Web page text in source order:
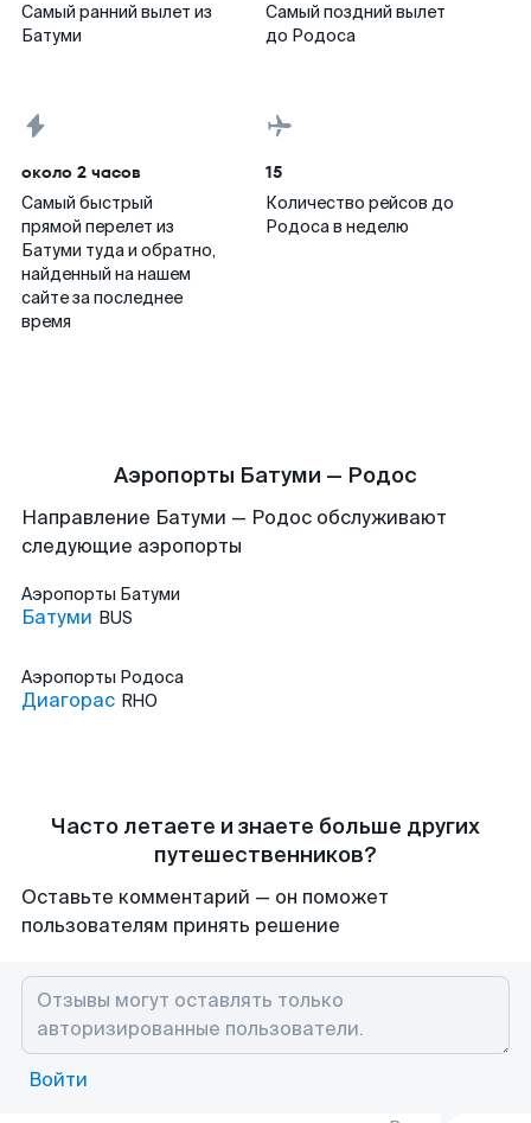
Самый ранний вылет из
Батуми
Самый поздний вылет
до Родоса
около 2 часов
Самый быстрый
прямой перелет из
Батуми туда и обратно,
найденный на нашем
сайте за последнее
время
15
Количество рейсов до
Родоса в неделю
Аэропорты Батуми — Родос
Направление Батуми — Родос обслуживают
следующие аэропорты
Аэропорты Батуми
Батуми BUS
Аэропорты Родоса
Диагорас RHO
Часто летаете и знаете больше других
путешественников?
Оставьте комментарий — он поможет
пользователям принять решение
Войти